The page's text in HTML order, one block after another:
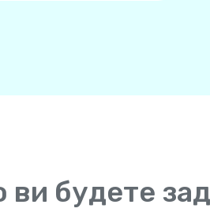
будете